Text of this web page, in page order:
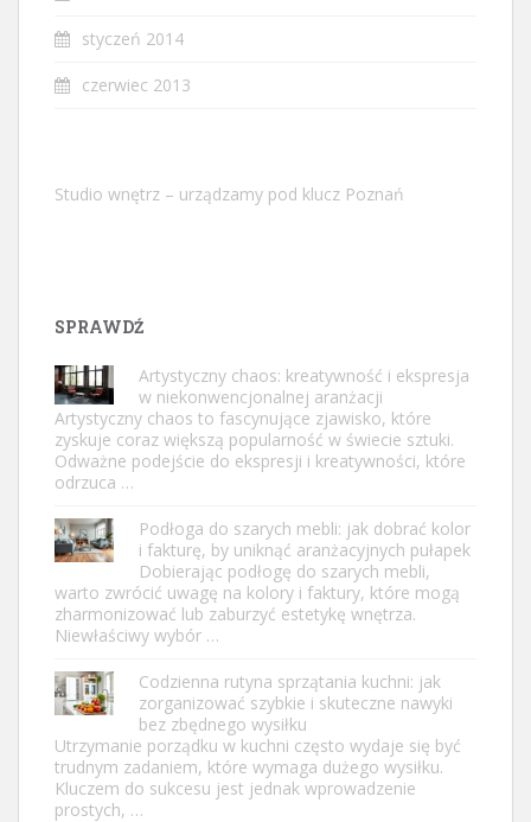
styczeń 2014
czerwiec 2013
Studio wnętrz – urządzamy pod klucz Poznań
SPRAWDŹ
Artystyczny chaos: kreatywność i ekspresja
w niekonwencjonalnej aranżacji
Artystyczny chaos to fascynujące zjawisko, które
zyskuje coraz większą popularność w świecie sztuki.
Odważne podejście do ekspresji i kreatywności, które
odrzuca …
Podłoga do szarych mebli: jak dobrać kolor
i fakturę, by uniknąć aranżacyjnych pułapek
Dobierając podłogę do szarych mebli,
warto zwrócić uwagę na kolory i faktury, które mogą
zharmonizować lub zaburzyć estetykę wnętrza.
Niewłaściwy wybór …
Codzienna rutyna sprzątania kuchni: jak
zorganizować szybkie i skuteczne nawyki
bez zbędnego wysiłku
Utrzymanie porządku w kuchni często wydaje się być
trudnym zadaniem, które wymaga dużego wysiłku.
Kluczem do sukcesu jest jednak wprowadzenie
prostych, …